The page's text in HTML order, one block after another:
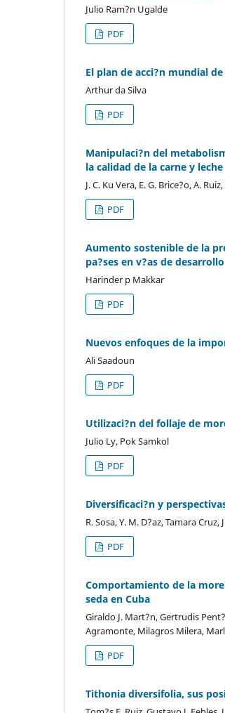
Julio Ram?n Ugalde
PDF
El plan de acci?n mundial
Arthur da Silva
PDF
Manipulaci?n del
la calidad de la carne y leche
J. C. Ku Vera, E. G. Brice?o, A.
PDF
Aumento sostenible de la
pa?ses en v?as de desarrollo
Harinder p Makkar
PDF
Nuevos enfoques de la
Ali Saadoun
PDF
Utilizaci?n del follaje de
Julio Ly, Pok Samkol
PDF
Diversificaci?n y
R. Sosa, Y. M. D?az, Tamara Cruz,
PDF
Comportamiento de la
seda en Cuba
Giraldo J. Mart?n, Gertrudis
Agramonte, Milagros Milera,
PDF
Tithonia diversifolia, sus